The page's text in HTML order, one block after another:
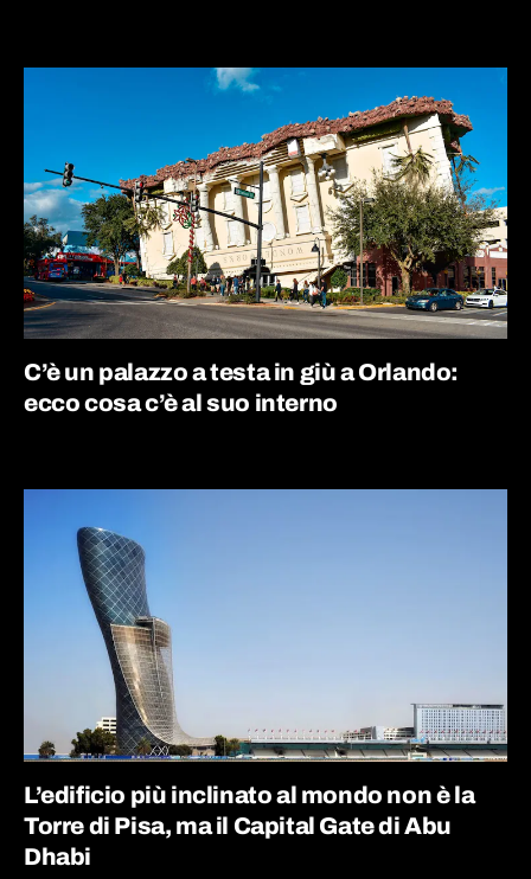
C’è un palazzo a testa in giù a Orlando:
ecco cosa c’è al suo interno
L’edificio più inclinato al mondo non è la
Torre di Pisa, ma il Capital Gate di Abu
Dhabi